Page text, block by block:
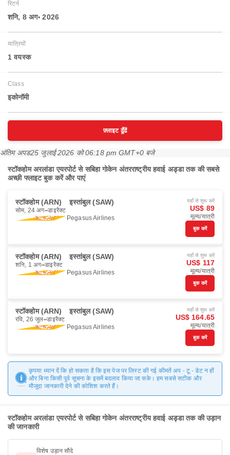
रिटर्न
शनि, 8 अग॰ 2026
यात्रियों
1 वयस्‍क
Class
इकोनॉमी
फ़्लाइट ढूँढें
अंतिम अपड25 जुलाई 2026 को 06:18 pm GMT+0 बजे
स्टॉकहोम अरलांडा एयरपोर्ट से सबिहा गोकेन अंतरराष्ट्रीय हवाई अड्डा तक की सबसे
अच्छी फ्लाइट बुक करें और पाएं
स्टॉकहोम (ARN) इस्तांबुल (SAW)
सोम, 24 अग॰ डाइरैक्ट
Pegasus Airlines
यहाँ से शुरू करें
US$ 89
मूल्य/यात्री
बुक करें
स्टॉकहोम (ARN) इस्तांबुल (SAW)
शनि, 1 अग॰ डाइरैक्ट
Pegasus Airlines
यहाँ से शुरू करें
US$ 117
मूल्य/यात्री
बुक करें
स्टॉकहोम (ARN) इस्तांबुल (SAW)
रवि, 26 जुल॰ डाइरैक्ट
Pegasus Airlines
यहाँ से शुरू करें
US$ 164.65
मूल्य/यात्री
बुक करें
कृपया ध्यान दें कि हो सकता है कि इस पेज पर लिस्ट की गई कीमतें अप - टू - डेट न हों
और बिना किसी पूर्व सूचना के इसमें बदलाव किया जा सके। हम सबसे सटीक और
मौजूदा जानकारी देने की कोशिश करते हैं।
स्टॉकहोम अरलांडा एयरपोर्ट से सबिहा गोकेन अंतरराष्ट्रीय हवाई अड्डा तक की उड़ान
की जानकारी
विशेष उड़ान सौदे